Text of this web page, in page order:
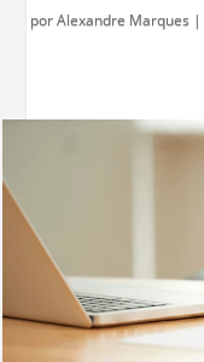
porAlexandre Marques |